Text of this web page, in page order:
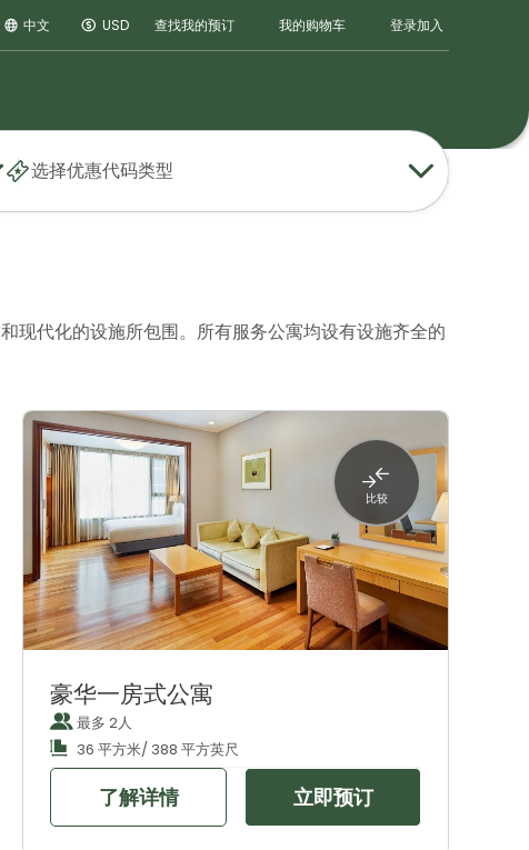
中文 USD 查找我的预订 我的购物车 登录加入
选择优惠代码类型
现代化的设施所包围。所有服务公寓均设有设施齐全的
比较
豪华一房式公寓
最多 2人
36 平方米/ 388 平方英尺
了解详情 立即预订